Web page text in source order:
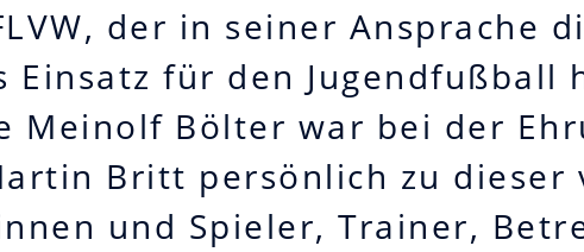
der in seiner Ansprache
für den Jugendfußball
Meinolf Bölter war bei der
Britt persönlich zu dieser
und Spieler, Trainer,